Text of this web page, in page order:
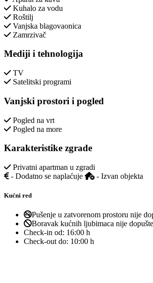
Kuhalo za vodu
Roštilj
Vanjska blagovaonica
Zamrzivač
Mediji i tehnologija
TV
Satelitski programi
Vanjski prostori i pogled
Pogled na vrt
Pogled na more
Karakteristike zgrade
Privatni apartman u zgradi
- Dodatno se naplaćuje
- Izvan objekta
Kućni red
Pušenje u zatvorenom prostoru nije
Boravak kućnih ljubimaca nije
Check-in od: 16:00 h
Check-out do: 10:00 h